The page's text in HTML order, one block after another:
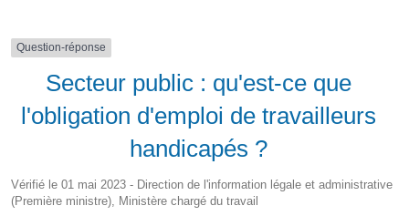
Question-réponse
Secteur public : qu'est-ce que
l'obligation d'emploi de travailleurs
handicapés ?
Vérifié le 01 mai 2023 - Direction de l'information légale et administrative
(Première ministre), Ministère chargé du travail